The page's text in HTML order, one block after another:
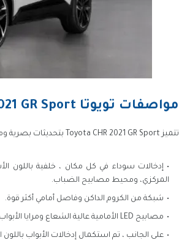
مواصفات تويوتا CHR 2021 GR Sport من الخارج
تتميز Toyota CHR 2021 GR Sport بتحديثات بصرية ومكونات رياضية جديدة وتشمل:
إدخالات سوداء في كل مكان ، خلفية باللون
المركزي، ومحيط مصابيح الضباب.
شبكة من الكروم الداكن وفاصل أمامي أكثر قوة.
مصابيح LED الأمامية عالية الشعاع ومرايا الأبواب القابلة للطي تلقائيا.
على الجانب ، تم استكمال إدخالات الأبواب